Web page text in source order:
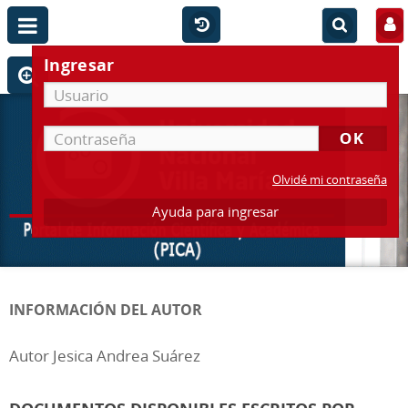
Ingresar
Olvidé mi contraseña
Ayuda para ingresar
INFORMACIÓN DEL AUTOR
Autor Jesica Andrea Suárez